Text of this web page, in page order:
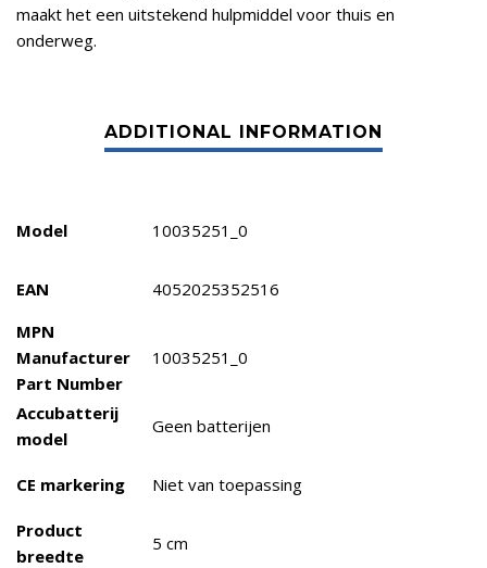
maakt het een uitstekend hulpmiddel voor thuis en
onderweg.
Model 10035251_0
EAN
4052025352516
MPN
Manufacturer
Part Number
10035251_0
Accubatterij
model
Geen batterijen
CE markering Niet van toepassing
Product
breedte
5 cm